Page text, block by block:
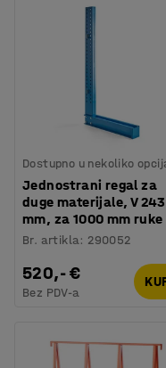
Dostupno u nekoliko
Jednostrani regal za
duge materijale, V
mm, za 1000 mm ruke
Br. artikla: 290052
520,- €
Bez PDV-a